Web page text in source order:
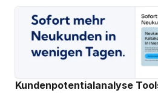
Kundenpotentialanalyse